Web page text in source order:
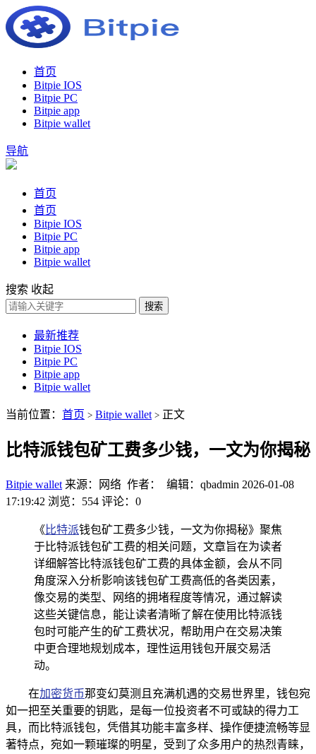
首页
Bitpie IOS
Bitpie PC
Bitpie app
Bitpie wallet
导航
首页
首页
Bitpie IOS
Bitpie PC
Bitpie app
Bitpie wallet
搜索 收起
搜索
最新推荐
Bitpie IOS
Bitpie PC
Bitpie app
Bitpie wallet
当前位置： 首页 > Bitpie wallet > 正文
比特派钱包矿工费多少钱，一文为你揭秘
Bitpie wallet 来源：网络 作者： 编辑：qbadmin 2026-01-08
17:19:42 浏览：554 评论：0
《 比特派钱包矿工费多少钱，一文为你揭秘》聚焦
于比特派钱包矿工费的相关问题，文章旨在为读者
详细解答比特派钱包矿工费的具体金额，会从不同
角度深入分析影响该钱包矿工费高低的各类因素，
像交易的类型、网络的拥堵程度等情况，通过解读
这些关键信息，能让读者清晰了解在使用比特派钱
包时可能产生的矿工费状况，帮助用户在交易决策
中更合理地规划成本，理性运用钱包开展交易活
动。
在加密货币那变幻莫测且充满机遇的交易世界里，钱包宛
如一把至关重要的钥匙，是每一位投资者不可或缺的得力工
具，而比特派钱包，凭借其功能丰富多样、操作便捷流畅等显
著特点，宛如一颗璀璨的明星，受到了众多用户的热烈青睐，